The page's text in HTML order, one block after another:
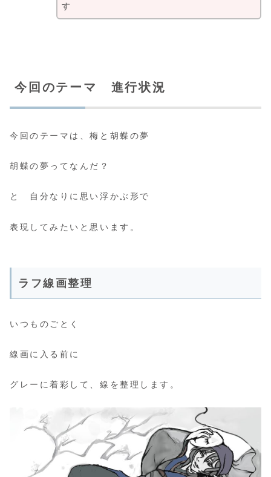
す
今回のテーマ 進行状況
今回のテーマは、梅と胡蝶の夢
胡蝶の夢ってなんだ？
と 自分なりに思い浮かぶ形で
表現してみたいと思います。
ラフ線画整理
いつものごとく
線画に入る前に
グレーに着彩して、線を整理します。